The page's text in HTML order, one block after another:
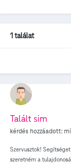
1 találat
Talált sim
kérdés hozzáadott:
Szervusztok!
szeretném a